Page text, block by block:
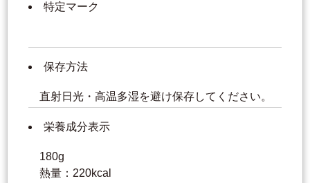
特定マーク
保存方法
直射日光・高温多湿を避け保存してください。
栄養成分表示
180g
熱量：220kcal